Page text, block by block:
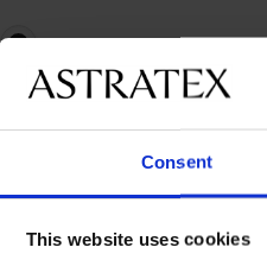
Consent
This website uses cookies